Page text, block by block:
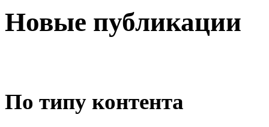
Новые публикации
По типу контента